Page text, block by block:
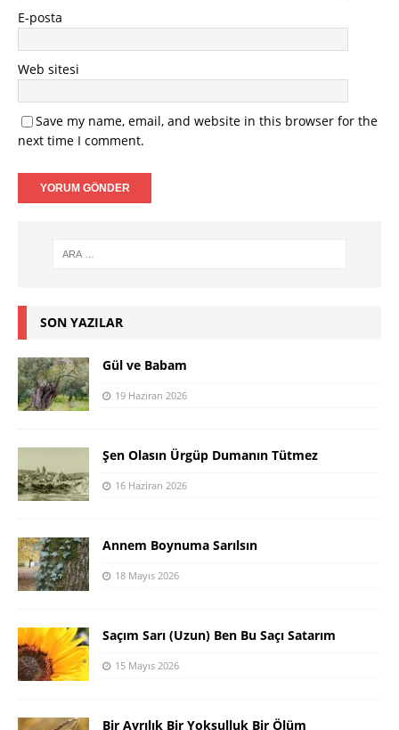
E-posta
Web sitesi
Save my name, email, and website in this browser for the
next time I comment.
SON YAZILAR
Gül ve Babam
19 Haziran 2026
Şen Olasın Ürgüp Dumanın Tütmez
16 Haziran 2026
Annem Boynuma Sarılsın
18 Mayıs 2026
Saçım Sarı (Uzun) Ben Bu Saçı Satarım
15 Mayıs 2026
Bir Ayrılık Bir Yoksulluk Bir Ölüm